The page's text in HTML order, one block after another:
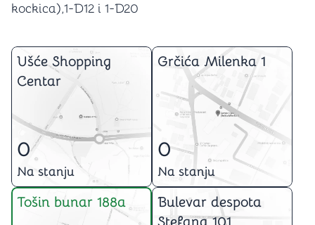
kockica),1-D12 i 1-D20
Ušće Shopping
Centar
0
Na stanju
Grčića Milenka 1
0
Na stanju
Tošin bunar 188a
Bulevar despota